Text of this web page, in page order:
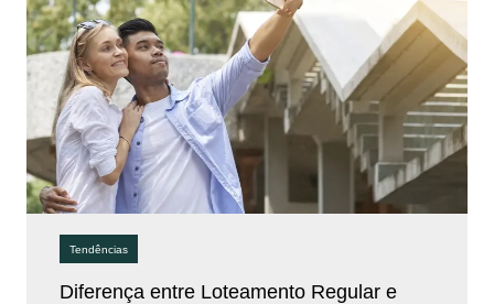
Tendências
Diferença entre Loteamento Regular e